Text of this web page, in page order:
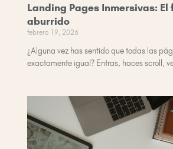
Landing Pages Inmersivas:
aburrido
febrero 19, 2026
¿Alguna vez has sentido que todas las
exactamente igual? Entras, haces scroll,